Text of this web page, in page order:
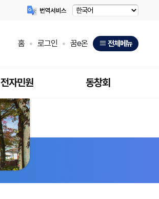
홈 로그인 꿈e온 전체메뉴
전자민원 동창회